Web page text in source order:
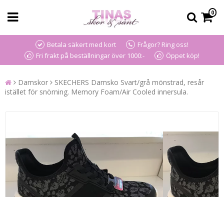
0
Betala säkert med kort
Frågor? Ring oss!
Fri frakt på beställningar över 1000:-
Öppet köp!
Damskor
SKECHERS Damsko Svart/grå mönstrad, resår
istället för snörning. Memory Foam/Air Cooled innersula.